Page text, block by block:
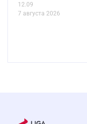
12.09
7 августа 2026